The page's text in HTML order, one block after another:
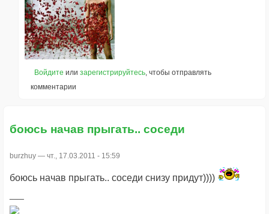
Войдите или зарегистрируйтесь , чтобы отправлять
комментарии
боюсь начав прыгать.. соседи
burzhuy — чт., 17.03.2011 - 15:59
боюсь начав прыгать.. соседи снизу придут))))